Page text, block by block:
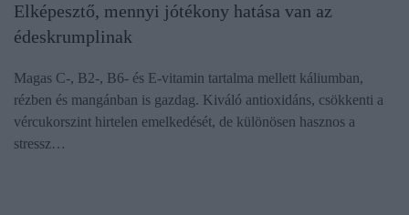
Elképesztő, mennyi jótékony hatása van az
édeskrumplinak
Magas C-, B2-, B6- és E-vitamin tartalma mellett káliumban,
rézben és mangánban is gazdag. Kiváló antioxidáns, csökkenti a
vércukorszint hirtelen emelkedését, de különösen hasznos a
stressz…